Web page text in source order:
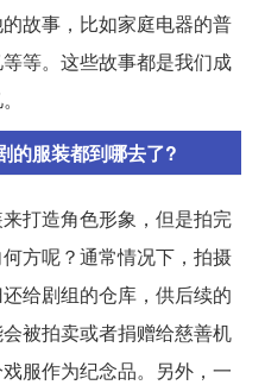
故事，比如家庭电器的普
等。这些故事都是我们成
的服装都到哪去了?
打造角色形象，但是拍完
方呢？通常情况下，拍摄
给剧组的仓库，供后续的
被拍卖或者捐赠给慈善机
服作为纪念品。另外，一